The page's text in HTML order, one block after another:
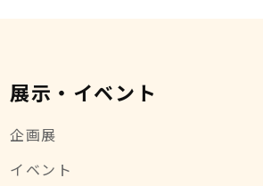
展示・イベント
企画展
イベント